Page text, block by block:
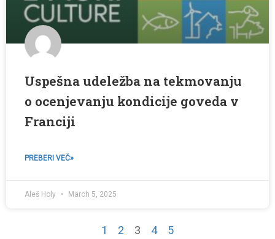
Uspešna udeležba na tekmovanju
o ocenjevanju kondicije goveda v
Franciji
PREBERI VEČ»
Aleš Holy March 5, 2025
1 2 3 4 5